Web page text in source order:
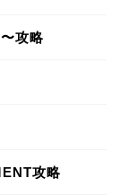
攻略
攻略